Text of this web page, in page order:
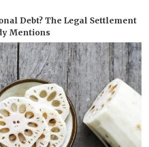
Quân sự - Quốc phòng
Vũ khí
Việt Nam
Phân tích